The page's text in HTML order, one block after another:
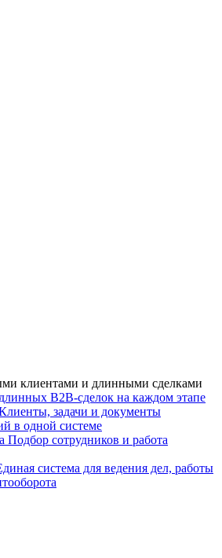
клиентами и длинными сделками
B2B-сделок на каждом этапе
задачи и документы
в одной системе
Подбор сотрудников и работа
система для ведения дел, работы